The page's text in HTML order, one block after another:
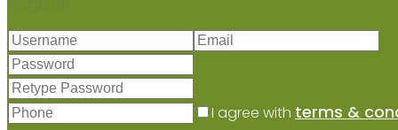
I agree with terms &